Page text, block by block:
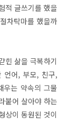
적 글쓰기를 했을
차탁마를 했을까
힌 삶을 극복하기
언어, 부모, 친구,
우는 약속의 그물
붙어 살아야 하는
상이 동원된 것이